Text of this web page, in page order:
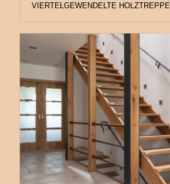
VIERTELGEWENDELTE HOLZTREPPE